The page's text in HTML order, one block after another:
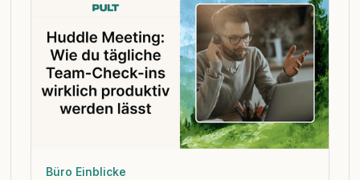
Büro Einblicke